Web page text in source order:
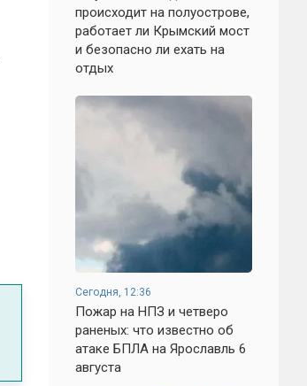
происходит на полуострове,
работает ли Крымский мост
и безопасно ли ехать на
отдых
Сегодня, 12:36
Пожар на НПЗ и четверо
раненых: что известно об
атаке БПЛА на Ярославль 6
августа